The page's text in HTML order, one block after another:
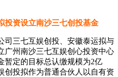
投资设立南沙三七创投基金
三七互娱创投、安徽泰运拟与
广州南沙三七互娱创心投资中心
暂定的目标总认缴规模为2亿
创投拟作为普通合伙人以自有资